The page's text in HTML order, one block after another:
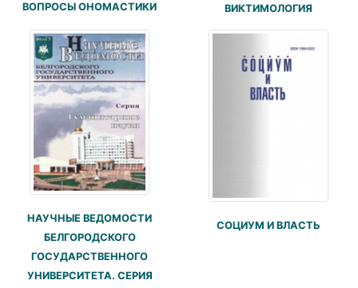
ВОПРОСЫ ОНОМАСТИКИ ВИКТИМОЛОГИЯ
НАУЧНЫЕ ВЕДОМОСТИ
БЕЛГОРОДСКОГО
ГОСУДАРСТВЕННОГО
УНИВЕРСИТЕТА. СЕРИЯ
СОЦИУМ И ВЛАСТЬ